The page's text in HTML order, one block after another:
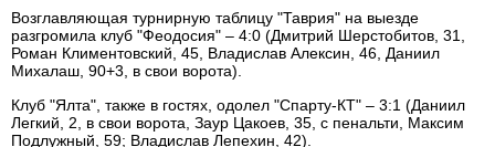
Возглавляющая турнирную таблицу "Таврия" на выезде
разгромила клуб "Феодосия" – 4:0 (Дмитрий Шерстобитов, 31,
Роман Климентовский, 45, Владислав Алексин, 46, Даниил
Михалаш, 90+3, в свои ворота).
Клуб "Ялта", также в гостях, одолел "Спарту-КТ" – 3:1 (Даниил
Легкий, 2, в свои ворота, Заур Цакоев, 35, с пенальти, Максим
Подлужный, 59; Владислав Лепехин, 42).